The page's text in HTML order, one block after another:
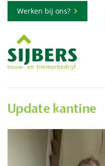
Werken bij ons?
Update kantine